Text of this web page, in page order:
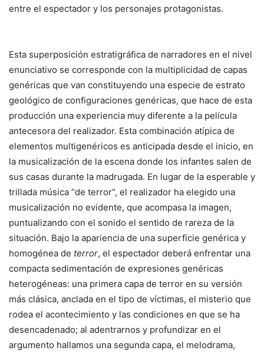
entre el espectador y los personajes protagonistas.
Esta superposición estratigráfica de narradores en el nivel
enunciativo se corresponde con la multiplicidad de capas
genéricas que van constituyendo una especie de estrato
geológico de configuraciones genéricas, que hace de esta
producción una experiencia muy diferente a la película
antecesora del realizador. Esta combinación atípica de
elementos multigenéricos es anticipada desde el inicio, en
la musicalización de la escena donde los infantes salen de
sus casas durante la madrugada. En lugar de la esperable y
trillada música “de terror”, el realizador ha elegido una
musicalización no evidente, que acompasa la imagen,
puntualizando con el sonido el sentido de rareza de la
situación. Bajo la apariencia de una superficie genérica y
homogénea de terror, el espectador deberá enfrentar una
compacta sedimentación de expresiones genéricas
heterogéneas: una primera capa de terror en su versión
más clásica, anclada en el tipo de víctimas, el misterio que
rodea el acontecimiento y las condiciones en que se ha
desencadenado; al adentrarnos y profundizar en el
argumento hallamos una segunda capa, el melodrama,